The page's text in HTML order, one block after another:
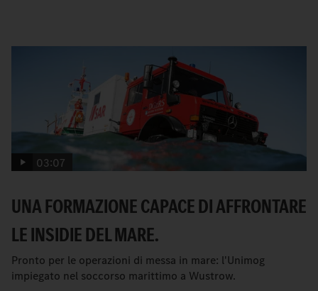
03:07
UNA FORMAZIONE CAPACE DI AFFRONTARE
LE INSIDIE DEL MARE.
Pronto per le operazioni di messa in mare: l'Unimog
impiegato nel soccorso marittimo a Wustrow.